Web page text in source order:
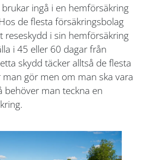
ingå i en hemförsäkring
de flesta försäkringsbolag
reseskydd i sin hemförsäkring
i 45 eller 60 dagar från
skydd täcker alltså de flesta
gör men om man ska vara
behöver man teckna en